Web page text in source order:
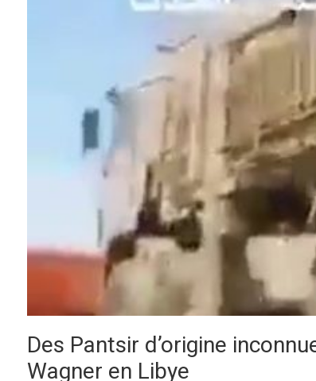
Des Pantsir d’origine
Wagner en Libye